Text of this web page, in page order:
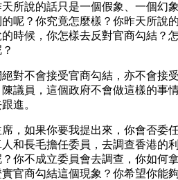
所說的話只是一個假象、一個幻
呢？你究竟怎麼樣？你昨天所說
時候，你怎樣去反對官商勾結？
對不會接受官商勾結，亦不會接
議員，這個政府不會做這樣的事
進。
，如果你要我提出來，你會否委
和長毛擔任委員，去調查香港的
你不成立委員會去調查，你如何
官商勾結這個現象？你希望你能